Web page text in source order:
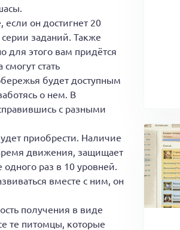
он достигнет 20
заданий. Также
для этого вам придётся
стать
будет доступным
о нем. В
с разными
приобрести. Наличие
движения, защищает
раз в 10 уровней.
вместе с ним, он
получения в виде
те питомцы, которые